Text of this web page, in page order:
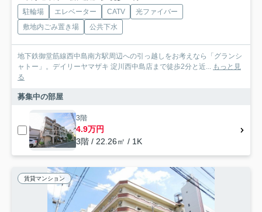
駐輪場 エレベーター CATV
光ファイバー
敷地内ごみ置き場
公共下水
地下鉄御堂筋線西中島南方駅周辺への引っ越しをお考えなら「グランシ
ャトー」。デイリーヤマザキ 淀川西中島店まで徒歩2分と近... もっと見
る
募集中の部屋
3階
4.9万円
3階 / 22.26㎡ / 1K
賃貸マンション